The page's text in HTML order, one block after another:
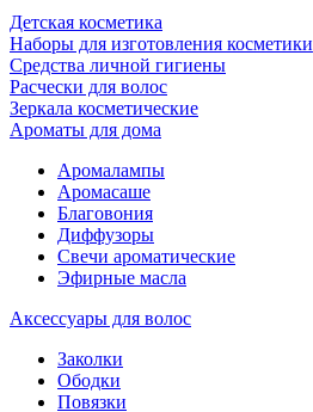
Детская косметика
Наборы для изготовления косметики
Средства личной гигиены
Расчески для волос
Зеркала косметические
Ароматы для дома
Аромалампы
Аромасаше
Благовония
Диффузоры
Свечи ароматические
Эфирные масла
Аксессуары для волос
Заколки
Ободки
Повязки